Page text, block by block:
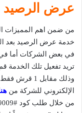
عرض الرصيد
من ضمن اهم المميزات
خدمة عرض الرصيد بعد
في بعض الشركات أما في
وذلك مقابل
الإلكتروني للشركة من